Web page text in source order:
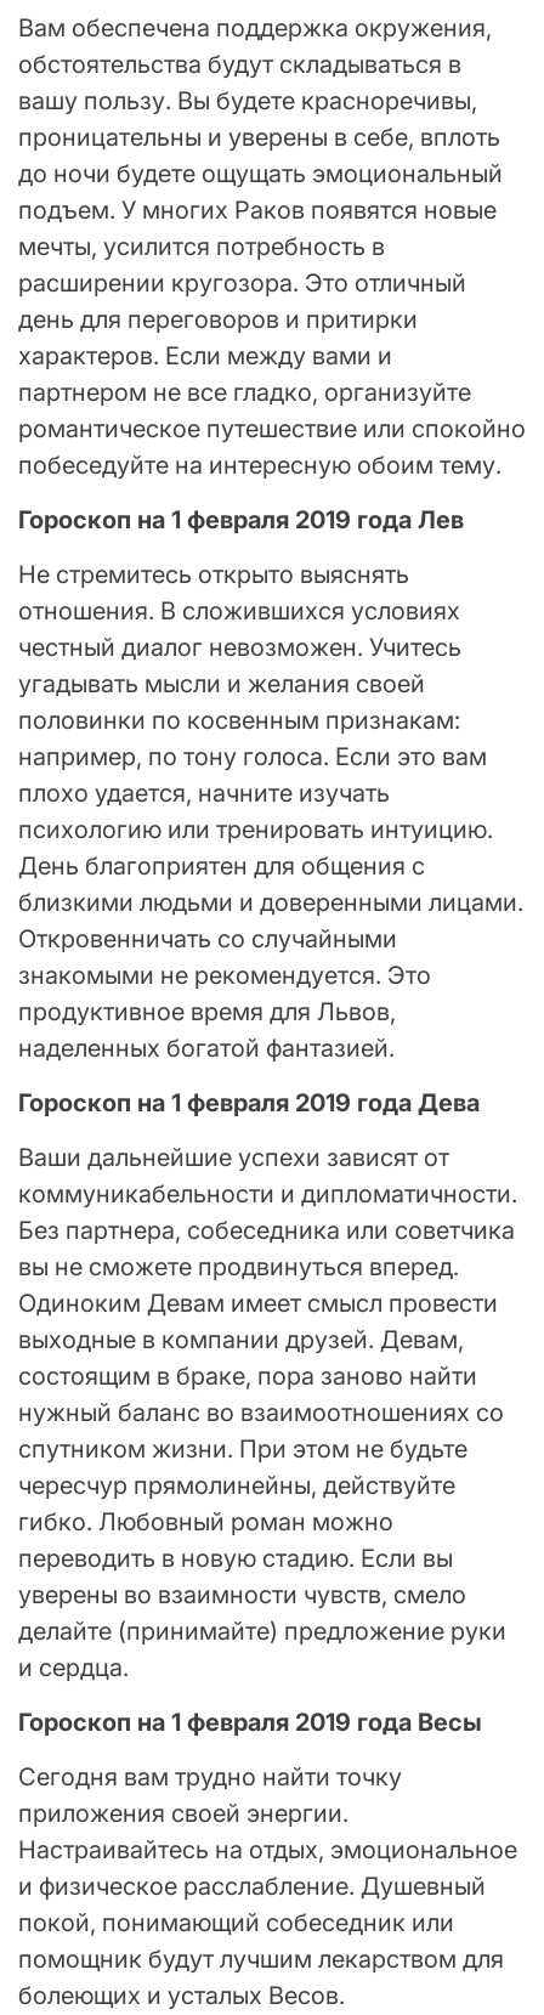
Вам обеспечена поддержка окружения,
обстоятельства будут складываться в
вашу пользу. Вы будете красноречивы,
проницательны и уверены в себе, вплоть
до ночи будете ощущать эмоциональный
подъем. У многих Раков появятся новые
мечты, усилится потребность в
расширении кругозора. Это отличный
день для переговоров и притирки
характеров. Если между вами и
партнером не все гладко, организуйте
романтическое путешествие или спокойно
побеседуйте на интересную обоим тему.
Гороскоп на 1 февраля 2019 года Лев
Не стремитесь открыто выяснять
отношения. В сложившихся условиях
честный диалог невозможен. Учитесь
угадывать мысли и желания своей
половинки по косвенным признакам:
например, по тону голоса. Если это вам
плохо удается, начните изучать
психологию или тренировать интуицию.
День благоприятен для общения с
близкими людьми и доверенными лицами.
Откровенничать со случайными
знакомыми не рекомендуется. Это
продуктивное время для Львов,
наделенных богатой фантазией.
Гороскоп на 1 февраля 2019 года Дева
Ваши дальнейшие успехи зависят от
коммуникабельности и дипломатичности.
Без партнера, собеседника или советчика
вы не сможете продвинуться вперед.
Одиноким Девам имеет смысл провести
выходные в компании друзей. Девам,
состоящим в браке, пора заново найти
нужный баланс во взаимоотношениях со
спутником жизни. При этом не будьте
чересчур прямолинейны, действуйте
гибко. Любовный роман можно
переводить в новую стадию. Если вы
уверены во взаимности чувств, смело
делайте (принимайте) предложение руки
и сердца.
Гороскоп на 1 февраля 2019 года Весы
Сегодня вам трудно найти точку
приложения своей энергии.
Настраивайтесь на отдых, эмоциональное
и физическое расслабление. Душевный
покой, понимающий собеседник или
помощник будут лучшим лекарством для
болеющих и усталых Весов.